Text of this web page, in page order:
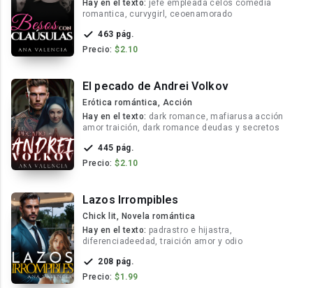
Hay en el texto: jefe empleada celos comedia
romantica, curvygirl, ceoenamorado
463 pág.
Precio: $2.10
El pecado de Andrei Volkov
Erótica romántica, Acción
Hay en el texto: dark romance, mafiarusa acción
amor traición, dark romance deudas y secretos
445 pág.
Precio: $2.10
Lazos Irrompibles
Chick lit, Novela romántica
Hay en el texto: padrastro e hijastra,
diferenciadeedad, traición amor y odio
208 pág.
Precio: $1.99